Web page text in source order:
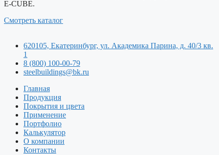
E-CUBE.
Смотреть каталог
620105, Екатеринбург, ул. Академика Парина, д. 40/3 кв.
1
8 (800) 100-00-79
steelbuildings@bk.ru
Главная
Продукция
Покрытия и цвета
Применение
Портфолио
Калькулятор
О компании
Контакты